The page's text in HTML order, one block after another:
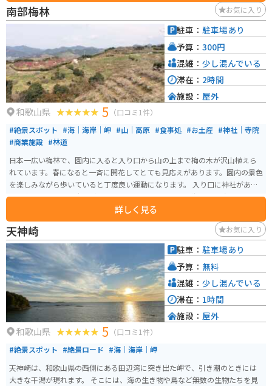
バイクで訪れる場合、道の駅には広い駐車場が完備されているので安心で
す。また、周辺には、世界遺産に登録されている熊野古道や、美しい海岸線
が続く千里浜など、観光スポットも点在しています。ツーリングの休憩場所と
しても最適です。 みなべ町の名産品としては、なんといっても梅干しが有名
です。日本一の梅の産地として知られるみなべ町では、肉厚で風味豊かな梅
干しが作られています。その他にも、梅酒、梅ジャム、梅シロップなど、様々
な梅製品が販売されていますので、お土産にいかがでしょうか。
南部梅林 お気に入り
和歌山県 5 （口コミ1件）
#絶景スポット #海｜海岸｜岬 #山｜高原 #食事処 #お土産 #神社｜寺院
#商業施設 #林道
日本一広い梅林で、園内に入ると入り口から山の上まで梅の木が沢山植えら
れています。春になると一斉に開花してとても見応えがあります。園内の景色
を楽しみながら歩いていると丁度良い運動になります。 入り口に神社があ
り、進むとイベント広場があり、更に行くと山頂からは海まで見渡せます。
駐車場までの道では芋餅や、めはり寿司が売られています。駐車場では梅昆
布茶や梅饅頭、様々な種類の味付けの梅干しがお土産として売られていま
す。
詳しく見る
駐車： 駐車場あり
予算： 300円
混雑： 少し混んでいる
滞在： 2時間
施設： 屋外
天神崎 お気に入り
和歌山県 5 （口コミ1件）
#絶景スポット #絶景ロード #海｜海岸｜岬
天神崎は、和歌山県の西側にある田辺湾に突き出た岬で、引き潮のときには
大きな干潟が現れます。 そこには、海の生き物や鳥など無数の生物たちを見
駐車： 駐車場あり
予算： 無料
混雑： 少し混んでいる
滞在： 1時間
施設： 屋外